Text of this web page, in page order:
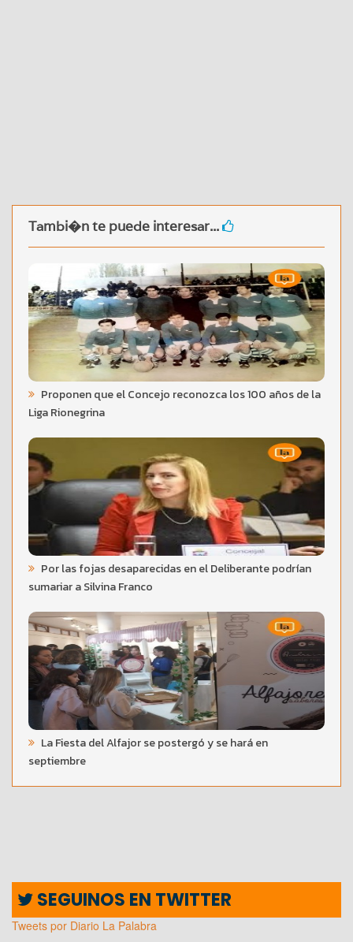
Tambi�n te puede interesar...
Proponen que el Concejo reconozca los 100 años de la
Liga Rionegrina
Por las fojas desaparecidas en el Deliberante podrían
sumariar a Silvina Franco
La Fiesta del Alfajor se postergó y se hará en
septiembre
SEGUINOS EN TWITTER
Tweets por Diario La Palabra